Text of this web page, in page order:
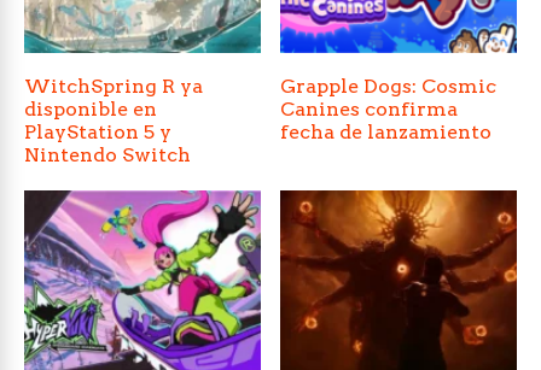
WitchSpring R ya
disponible en
PlayStation 5 y
Nintendo Switch
Grapple Dogs: Cosmic
Canines confirma
fecha de lanzamiento